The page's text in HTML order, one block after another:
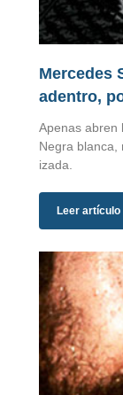
Mercedes
adentro,
Apenas abren
Negra blanca,
izada.
Leer artículo